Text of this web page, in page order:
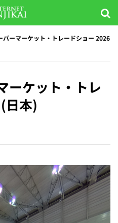
パーマーケット・トレードショー 2026
ーケット・トレ
日本)